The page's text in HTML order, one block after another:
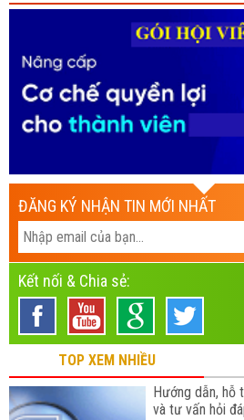
ĐĂNG KÝ NHẬN TIN MỚI NHẤT
Kết nối & Chia sẻ:
TOP XEM NHIỀU
Hướng dẫn,
và tư vấn hỏi